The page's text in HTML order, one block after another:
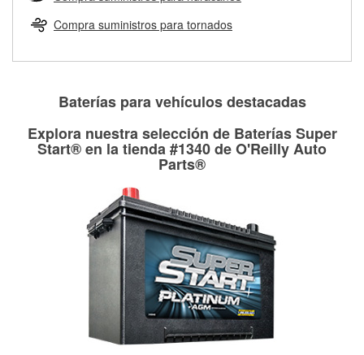
Herramientas de O'Reilly
pueden ser reutilizados, podemos ayudarte a encontrar las
partes de reemplazo correctas para tu reparación.
Rectificación de tambores y discos de freno
Compra suministros para tornados
Baterías para vehículos destacadas
Explora nuestra selección de Baterías Super
Start® en la tienda #1340 de O'Reilly Auto
Parts®